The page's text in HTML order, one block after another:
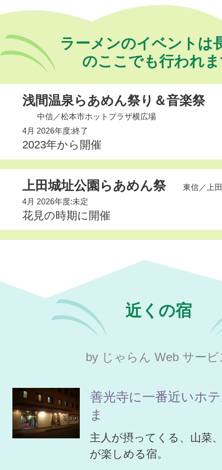
ラーメンのイベントは
のここでも行われ
浅間温泉らあめん祭り＆音楽祭
中信 ／松本市ホットプラザ横広場
4月 2026年度:終了
2023年から開催
上田城址公園らあめん祭 東信 ／上
4月 2026年度:未定
花見の時期に開催
近くの宿
by じゃらん Web サービ
善光寺に一番近いホ
ま
主人が摂ってくる、山菜
が楽しめる宿。